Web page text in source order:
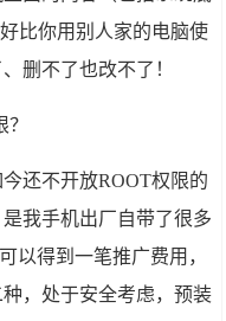
比你用别人家的电脑使
删不了也改不了！
还不开放ROOT权限的
我手机出厂自带了很多
以得到一笔推广费用，
，处于安全考虑，预装